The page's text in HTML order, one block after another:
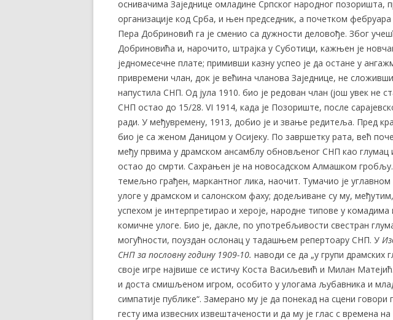
оснивачима Заједнице омладине Српског народног позоришта,
организације код Срба, и њен председник, а почетком
Пера Добриновић га је сменио са дужности деловође. Због
Добриновића и, нарочито, штрајка у Суботици, кажњен је
једномесечне плате; примивши казну успео је да остане у
привремени члан, док је већина чланова Заједнице, не
напустила СНП. Од јула 1910. био је редован члан (још увек не
СНП остао до 15/28. VI 1914, када је Позориште, после
ради. У међувремену, 1913, добио је и звање редитеља. Пред
био је са женом Даницом у Осијеку. По завршетку рата, већ
међу првима у драмском ансамблу обновљеног СНП као
остао до смрти. Сахрањен је на новосадском Алмашком
темељно грађен, маркантног лика, наочит. Тумачио је
улоге у драмском и салонском фаху; додељиване су му,
успехом је интерпретирао и хероје, народне типове у
комичне улоге. Био је, дакле, по употребљивости свестран
могућности, поуздан ослонац у тадашњем репертоару СНП. У
СНП за пословну годину 1909-10. наводи се да „у групи драмских
своје игре највише се истичу Коста Васиљевић и Милан
и доста смишљеном игром, особито у улогама љубавника и
симпатије публике“. Замерано му је да понекад на сцени
гесту има извесних извештачености и да му је глас с времена